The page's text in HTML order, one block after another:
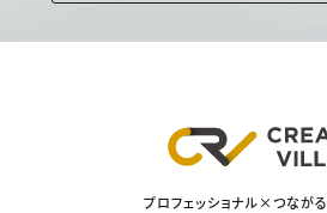
プロフェッショナル×つなが